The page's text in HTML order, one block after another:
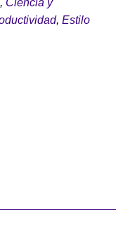
, Ciencia y
, Estilo